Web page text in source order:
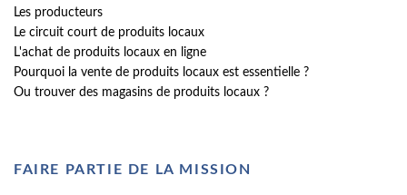
Les producteurs
Le circuit court de produits locaux
L'achat de produits locaux en ligne
Pourquoi la vente de produits locaux est essentielle ?
Ou trouver des magasins de produits locaux ?
FAIRE PARTIE DE LA MISSION